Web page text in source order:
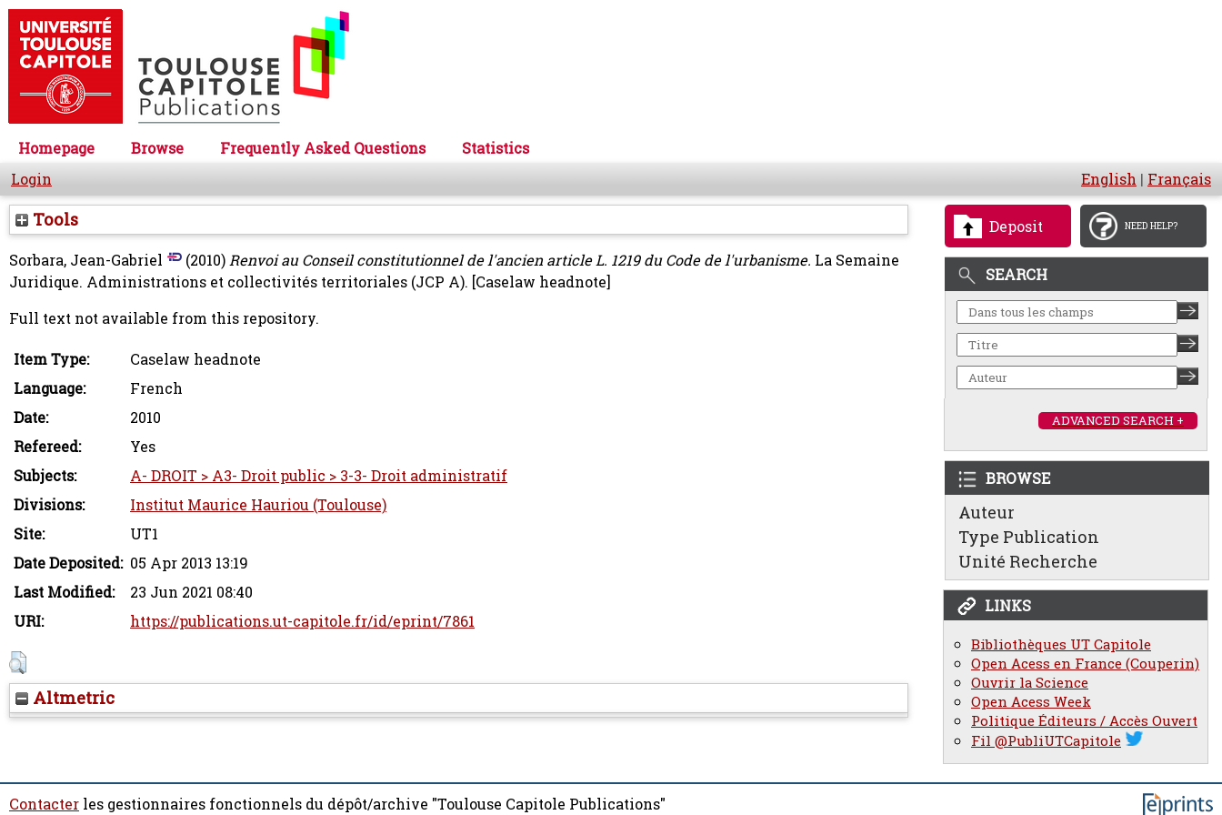
Homepage Browse Frequently Asked Questions
Statistics
Login
English | Français
Deposit NEED HELP?
SEARCH
ADVANCED SEARCH +
BROWSE
Auteur
Type Publication
Unité Recherche
LINKS
Bibliothèques UT Capitole
Open Acess en France (Couperin)
Ouvrir la Science
Open Acess Week
Politique Éditeurs / Accès Ouvert
Fil @PubliUTCapitole
Tools
Sorbara, Jean-Gabriel (2010)Renvoi au Conseil constitutionnel de l'ancien article L. 1219 du Code de l'urbanisme. La Semaine
Juridique. Administrations et collectivités territoriales (JCP A). [Caselaw headnote]
Full text not available from this repository.
Item Type:
Caselaw headnote
Language:
French
Date:
2010
Refereed:
Yes
Subjects:
A- DROIT > A3- Droit public > 3-3- Droit administratif
Divisions:
Institut Maurice Hauriou (Toulouse)
Site:
UT1
Date Deposited: 05 Apr 2013 13:19
Last Modified:
23 Jun 2021 08:40
URI:
https://publications.ut-capitole.fr/id/eprint/7861
Altmetric
Contacter les gestionnaires fonctionnels du dépôt/archive "Toulouse Capitole Publications"